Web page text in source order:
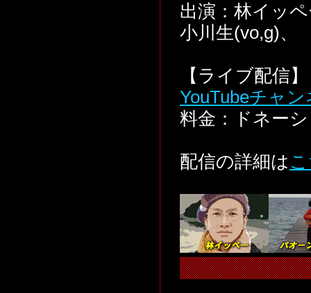
出演：林イッ
小川生(vo,g)、
【ライブ配信
YouTubeチャ
料金：ドネー
配信の詳細は